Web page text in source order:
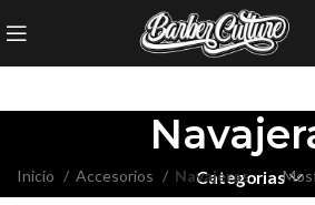
Categorias
Inicio Accesorios Navajeras